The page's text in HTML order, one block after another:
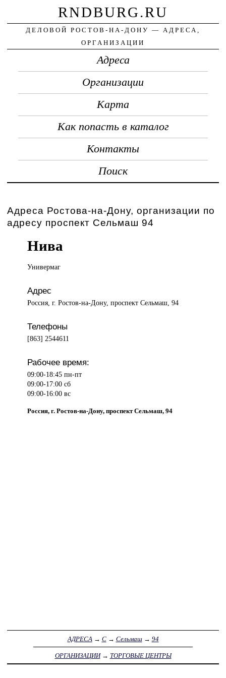
RNDBURG.RU
ДЕЛОВОЙ РОСТОВ-НА-ДОНУ — АДРЕСА,
ОРГАНИЗАЦИИ
Адреса
Организации
Карта
Как попасть в каталог
Контакты
Поиск
Адреса Ростова-на-Дону, организации по
адресу проспект Сельмаш 94
Нива
Универмаг
Адрес
Россия, г. Ростов-на-Дону, проспект Сельмаш, 94
Телефоны
[863] 2544611
Рабочее время:
09:00-18:45 пн-пт
09:00-17:00 сб
09:00-16:00 вс
Россия, г. Ростов-на-Дону, проспект Сельмаш, 94
АДРЕСА → С→ Сельмаш→ 94
ОРГАНИЗАЦИИ→ ТОРГОВЫЕ ЦЕНТРЫ